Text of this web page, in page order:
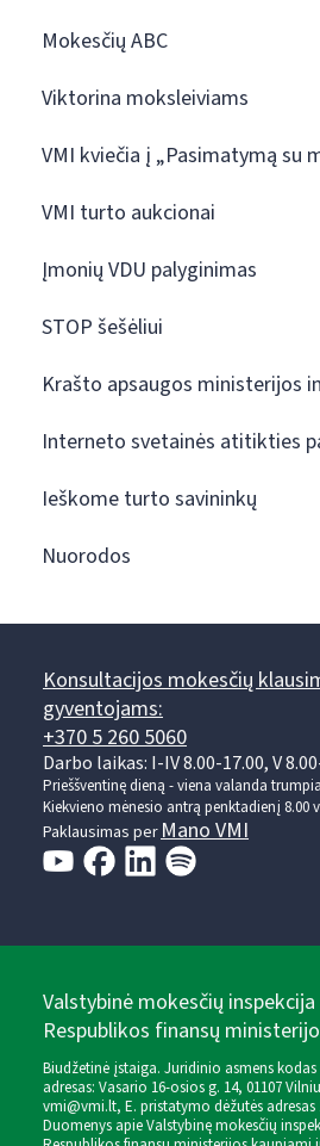
Mokesčių ABC
Viktorina moksleiviams
VMI kviečia į „Pasimatymą su
VMI turto aukcionai
Įmonių VDU palyginimas
STOP šešėliui
Krašto apsaugos ministerijos
Interneto svetainės atitikties
Ieškome turto savininkų
Nuorodos
Konsultacijos mokesčių
gyventojams:
+370 5 260 5060
Darbo laikas: I-IV 8.00-17.00, V
Prieššventinę dieną - viena valanda
Kiekvieno mėnesio antrą penktadienį 8.00
Paklausimas perMano VMI
Valstybinė mokesčių
Respublikos finansų
Biudžetinė įstaiga. Juridinio asmens kodas
adresas: Vasario 16-osios g. 14, 01107
vmi@vmi.lt, E. pristatymo dėžutės adresas
Duomenys apie Valstybinę mokesčių